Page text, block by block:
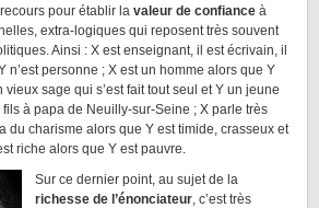
pour établir la valeur de confiance à
extra-logiques qui reposent très souvent
Ainsi : X est enseignant, il est écrivain, il
n’est personne ; X est un homme alors que Y
vieux sage qui s’est fait tout seul et Y un jeune
à papa de Neuilly-sur-Seine ; X parle très
du charisme alors que Y est timide, crasseux et
riche alors que Y est pauvre.
Sur ce dernier point, au sujet de la
richesse de l’énonciateur, c’est très